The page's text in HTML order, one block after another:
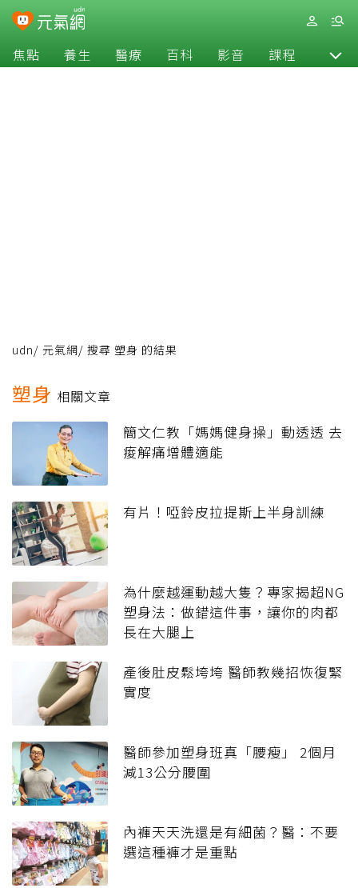
焦點 養生 醫療 百科 影音 課程 退休
udn/ 元氣網/ 搜尋 塑身 的結果
塑身 相關文章
簡文仁教「媽媽健身操」動透透 去
痠解痛增體適能
有片！啞鈴皮拉提斯上半身訓練
為什麼越運動越大隻？專家揭超NG
塑身法：做錯這件事，讓你的肉都
長在大腿上
產後肚皮鬆垮垮 醫師教幾招恢復緊
實度
醫師參加塑身班真「腰瘦」 2個月
減13公分腰圍
內褲天天洗還是有細菌？醫：不要
選這種褲才是重點